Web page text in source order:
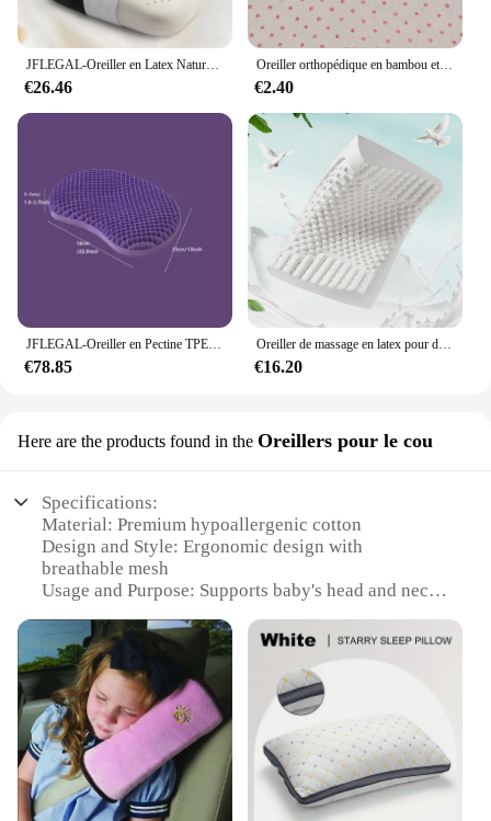
€26.46
Oreiller orthopédique en bambou et mousse à mémoire de forme, Oreiller respirant sain, soulage la Fatigue
€2.40
€78.85
Oreiller de massage en latex pour dormir, oreillers à mémoire de forme, oreiller cervical, 4 roues motrices
€16.20
Here are the products found in the Oreillers pour le cou
Specifications:
Material: Premium hypoallergenic cotton
Design and Style: Ergonomic design with
breathable mesh
Usage and Purpose: Supports baby's head and neck
Shape or Size: Contoured to fit snugly around
baby's head
Performance and Property: Provides optimal
comfort and support
Parts and Accessories: Comes with a matching
pillowcase
Features:
|Vendors|